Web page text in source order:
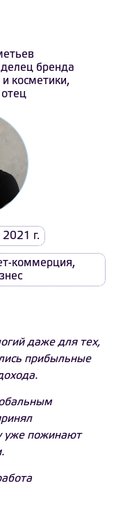
бренда
косметики,
г.
коммерция,
даже для тех,
прибыльные
уже пожинают